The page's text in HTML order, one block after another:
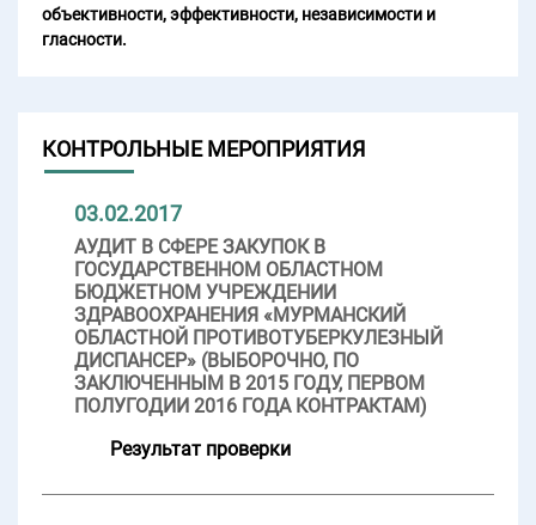
объективности, эффективности, независимости и
гласности.
КОНТРОЛЬНЫЕ МЕРОПРИЯТИЯ
03.02.2017
АУДИТ В СФЕРЕ ЗАКУПОК В
ГОСУДАРСТВЕННОМ ОБЛАСТНОМ
БЮДЖЕТНОМ УЧРЕЖДЕНИИ
ЗДРАВООХРАНЕНИЯ «МУРМАНСКИЙ
ОБЛАСТНОЙ ПРОТИВОТУБЕРКУЛЕЗНЫЙ
ДИСПАНСЕР» (ВЫБОРОЧНО, ПО
ЗАКЛЮЧЕННЫМ В 2015 ГОДУ, ПЕРВОМ
ПОЛУГОДИИ 2016 ГОДА КОНТРАКТАМ)
Результат проверки